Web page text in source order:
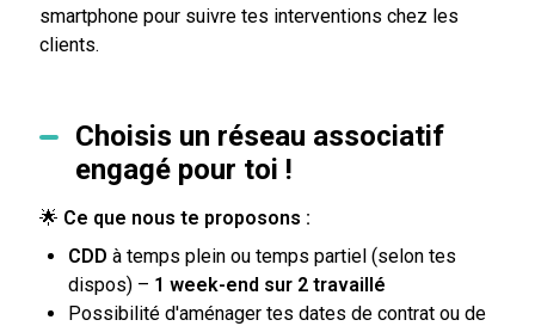
smartphone pour suivre tes interventions chez les
clients.
Choisis un réseau associatif
engagé pour toi !
🌟 Ce que nous te proposons :
CDD à temps plein ou temps partiel (selon tes
dispos) – 1 week-end sur 2 travaillé
Possibilité d'aménager tes dates de contrat ou de